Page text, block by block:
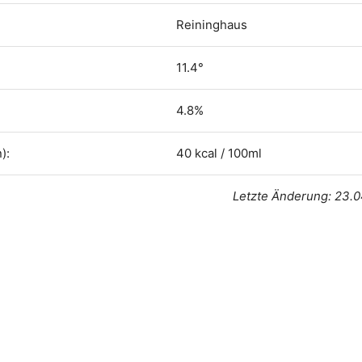
Reininghaus
11.4°
4.8%
40 kcal / 100ml
Letzte Änderung: